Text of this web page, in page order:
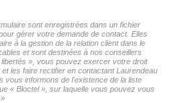
sont enregistrées dans un fichier
gérer votre demande de contact. Elles
à la gestion de la relation client dans le
et sont destinées à nos conseillers
», vous pouvez exercer votre droit
les faire rectifier en contactant Laurendeau
vous informons de l'existence de la liste
« Bloctel », sur laquelle vous pouvez vous